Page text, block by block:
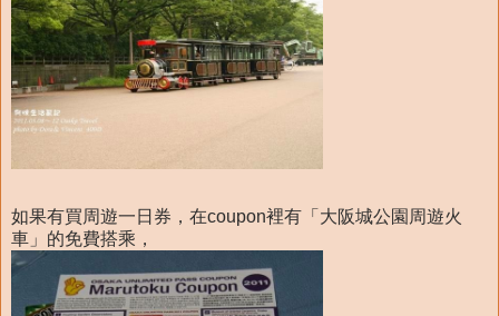
如果有買周遊一日券，在coupon裡有「大阪城公園周遊火
車」的免費搭乘，